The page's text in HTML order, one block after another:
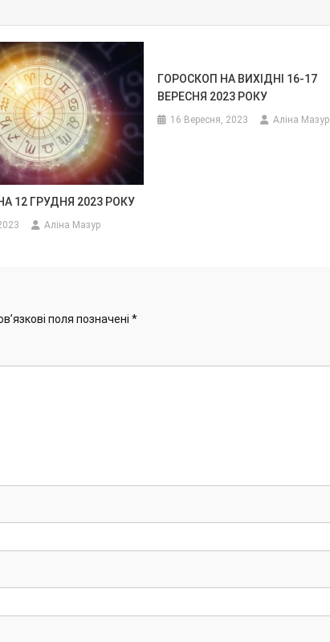
12 ГРУДНЯ 2023 РОКУ
Аліна Мазур
ГОРОСКОП НА ВИХІДНІ 16-17
ВЕРЕСНЯ 2023 РОКУ
16 Вересня, 2023 Аліна Мазур
поля позначені *